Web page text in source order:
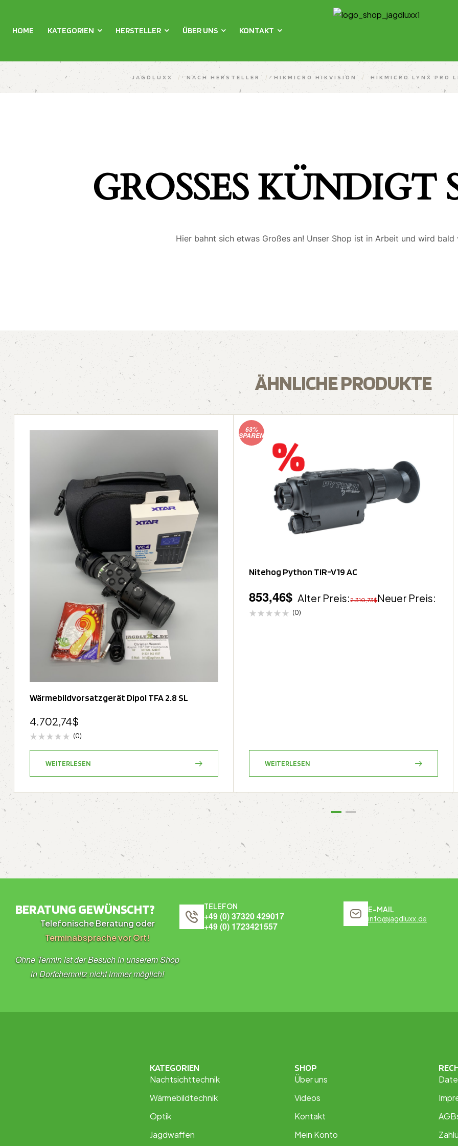
HOME KATEGORIEN HERSTELLER ÜBER UNS KONTAKT
JAGDLUXX / NACH HERSTELLER / HIKMICRO HIKVISION / HIKMICRO LYNX PRO
GROSSES KÜNDIGT
Hier bahnt sich etwas Großes an! Unser Shop ist in Arbeit und wird
ÄHNLICHE PRODUKTE
Wärmebildvorsatzgerät Dipol TFA 2.8 SL
4.702,74$
(0)
WEITERLESEN
63%
SPAREN
Nitehog Python TIR-V19 AC
Alter Preis:2.310,73$Neuer Preis:
853,46$
(0)
WEITERLESEN
BERATUNG GEWÜNSCHT?
Telefonische Beratung oder
Terminabsprache vor Ort!
Ohne Termin ist der Besuch in unserem Shop
in Dorfchemnitz nicht immer möglich!
TELEFON
+49 (0) 37320 429017
+49 (0) 1723421557
E-MAIL
info@jagdluxx.de
KATEGORIEN
Nachtsichttechnik
Wärmebildtechnik
Optik
Jagdwaffen
SHOP
Über uns
Videos
Kontakt
Mein Konto